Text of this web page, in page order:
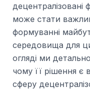
децентралізовані
може стати
формуванні
середовища для
огляді ми
чому її рішення є
сферу